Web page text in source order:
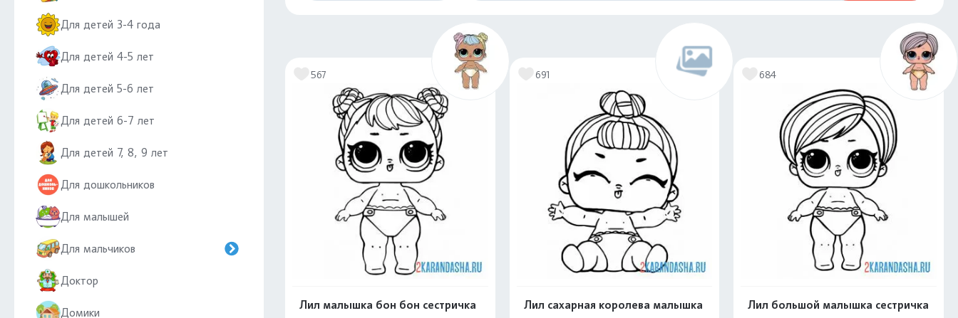
Для детей 3-4 года
Для детей 4-5 лет
Для детей 5-6 лет
Для детей 6-7 лет
Для детей 7, 8, 9 лет
Для дошкольников
Для малышей
Для мальчиков
Доктор
Домики
567
Лил малышка бон бон сестричка
691
Лил сахарная королева малышка
684
Лил большой малышка сестричка